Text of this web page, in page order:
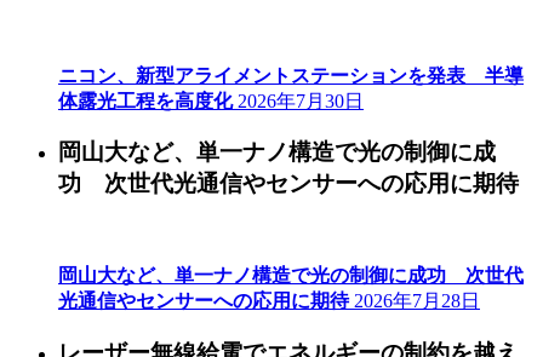
ニコン、新型アライメントステーションを発表 半導
体露光工程を高度化 2026年7月30日
岡山大など、単一ナノ構造で光の制御に成
功 次世代光通信やセンサーへの応用に期待
岡山大など、単一ナノ構造で光の制御に成功 次世代
光通信やセンサーへの応用に期待 2026年7月28日